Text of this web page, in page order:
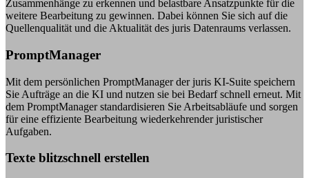
Zusammenhänge zu erkennen und belastbare Ansatzpunkte für die
weitere Bearbeitung zu gewinnen. Dabei können Sie sich auf die
Quellenqualität und die Aktualität des juris Datenraums verlassen.
PromptManager
Mit dem persönlichen PromptManager der juris KI-Suite speichern
Sie Aufträge an die KI und nutzen sie bei Bedarf schnell erneut. Mit
dem PromptManager standardisieren Sie Arbeitsabläufe und sorgen
für eine effiziente Bearbeitung wiederkehrender juristischer
Aufgaben.
Texte blitzschnell erstellen